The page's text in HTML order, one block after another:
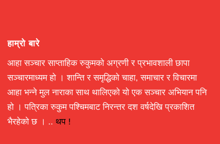
हाम्रो बारे
आहा सञ्चार साप्ताहिक रुकुमको अग्रणी र प्रभावशाली छापा
सञ्चारमाध्यम हो । शान्ति र समृद्धिको चाहा, समाचार र विचारमा
आहा भन्ने मुल नाराका साथ थालिएको यो एक सञ्चार अभियान पनि
हो । पत्रिका रुकुम पश्चिमबाट निरन्तर दश वर्षदेखि प्रकाशित
भैरहेको छ । .. थप !